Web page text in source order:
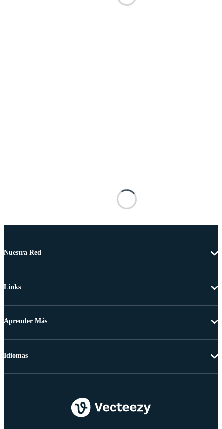
Nuestra Red
Links
Aprender Más
Idiomas